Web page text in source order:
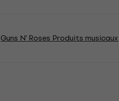
Guns N' Roses Produits musicaux